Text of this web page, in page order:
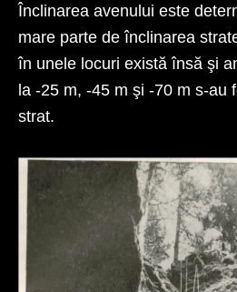
Înclinarea avenului este
mare parte de înclinarea
în unele locuri există însă şi
la -25 m, -45 m şi -70 m s-au
strat.